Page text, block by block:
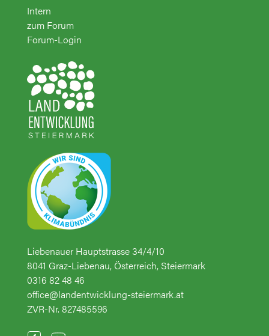
Intern
zum Forum
Forum-Login
Liebenauer Hauptstrasse 34/4/10
8041 Graz-Liebenau, Österreich, Steiermark
0316 82 48 46
office@landentwicklung-steiermark.at
ZVR-Nr. 827485596